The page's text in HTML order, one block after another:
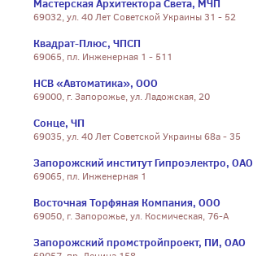
Мастерская Архитектора Света, МЧП
69032, ул. 40 Лет Советской Украины 31 - 52
Квадрат-Плюс, ЧПСП
69065, пл. Инженерная 1 - 511
НСВ «Автоматика», ООО
69000, г. Запорожье, ул. Ладожская, 20
Сонце, ЧП
69035, ул. 40 Лет Советской Украины 68а - 35
Запорожский институт Гипроэлектро, ОАО
69065, пл. Инженерная 1
Восточная Торфяная Компания, ООО
69050, г. Запорожье, ул. Космическая, 76-А
Запорожский промстройпроект, ПИ, ОАО